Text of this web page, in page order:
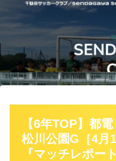
【6年TOP】都
松川公園G［4月
『マッチレポー